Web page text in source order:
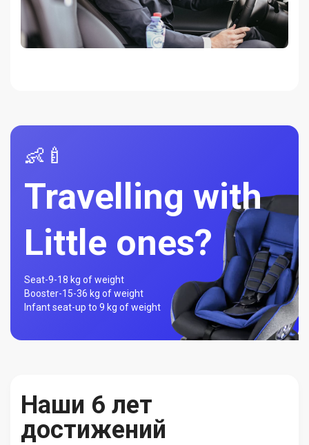
👶🍼
Travelling with
Little ones?
Seat-9-18 kg of weight
Booster-15-36 kg of weight
Infant seat-up to 9 kg of weight
Наши 6 лет
достижений